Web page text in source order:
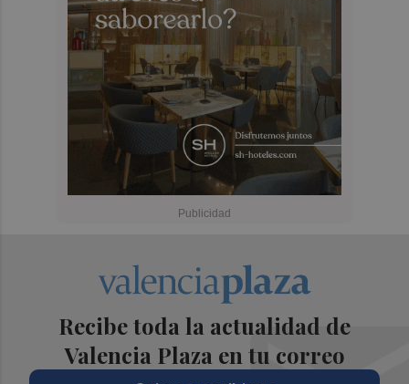
Recibe toda la actualidad de
Valencia Plaza en tu correo